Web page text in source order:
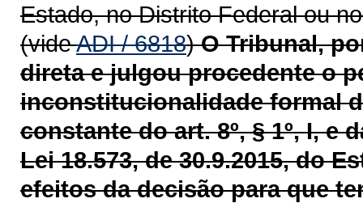
Estado, no Distrito Federal ou
(videADI / 6818)O Tribunal,
direta e julgou procedente o
inconstitucionalidade formal
constante do art.8º, § 1º, I, e
Lei 18.573, de 30.9.2015, do
efeitos da decisão para que